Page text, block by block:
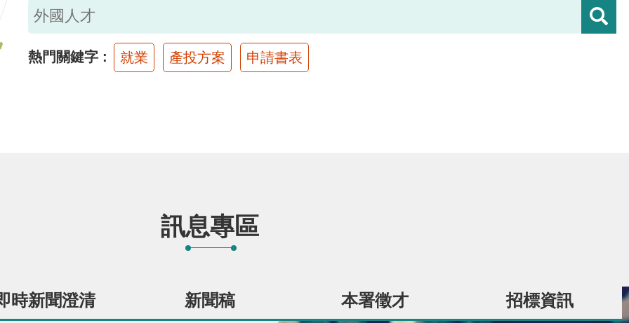
熱門關鍵字 就業 產投方案 申請書表
訊息專區
時新聞澄清 新聞稿 本署徵才 招標資訊